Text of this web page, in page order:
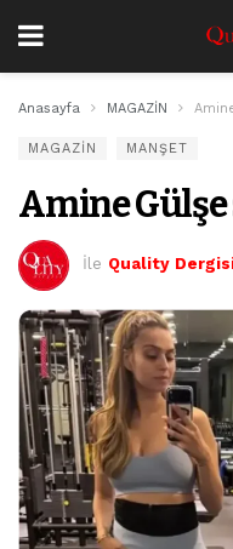
Anasayfa MAGAZİN
MAGAZİN MANŞET
Amine
İle Quality